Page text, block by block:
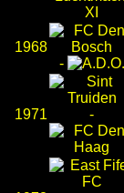
1968
-
1971 -